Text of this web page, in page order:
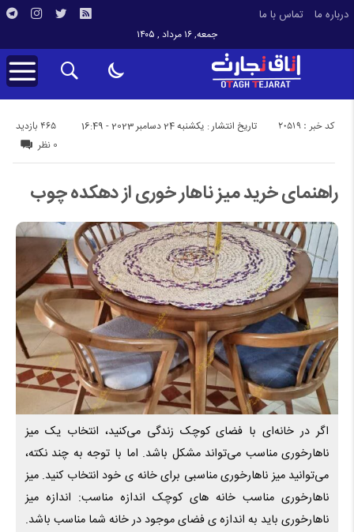
درباره ما تماس با ما
جمعه, ۱۶ مرداد , ۱۴۰۵
تاریخ انتشار : یکشنبه 24 دسامبر 2023 - 16:49 465 بازدید کد خبر : 20519
0 نظر
راهنمای خرید میز ناهار خوری از دهکده چوب
اگر در خانه‌ای با فضای کوچک زندگی می‌کنید، انتخاب یک میز
ناهارخوری مناسب می‌تواند مشکل باشد. اما با توجه به چند نکته،
می‌توانید میز ناهارخوری مناسبی برای خانه ‌ی خود انتخاب کنید. میز
ناهارخوری مناسب خانه های کوچک اندازه مناسب: اندازه میز
ناهارخوری باید به اندازه ‌ی فضای موجود در خانه شما مناسب باشد.